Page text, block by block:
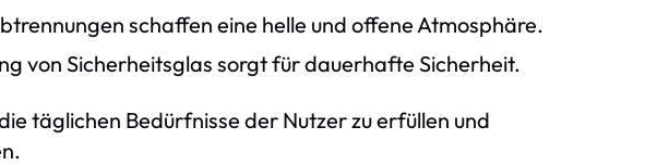
schaffen eine helle und offene Atmosphäre.
von Sicherheitsglas sorgt für dauerhafte Sicherheit.
täglichen Bedürfnisse der Nutzer zu erfüllen und